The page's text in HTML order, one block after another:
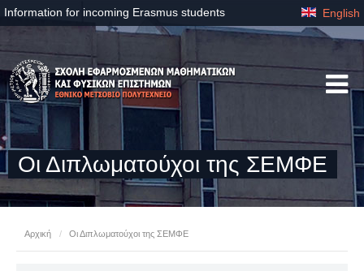
Information for incoming Erasmus students English
Οι Διπλωματούχοι της ΣΕΜΦΕ
Αρχική / Οι Διπλωματούχοι της ΣΕΜΦΕ